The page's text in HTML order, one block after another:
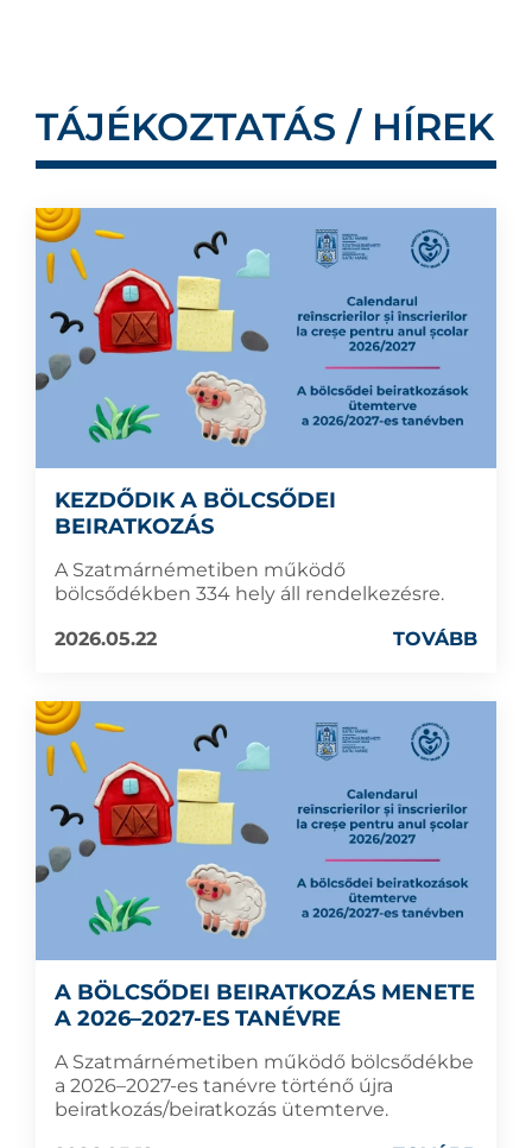
TÁJÉKOZTATÁS / HÍREK
KEZDŐDIK A BÖLCSŐDEI
BEIRATKOZÁS
A Szatmárnémetiben működő
bölcsődékben 334 hely áll rendelkezésre.
2026.05.22
TOVÁBB
A BÖLCSŐDEI BEIRATKOZÁS MENETE
A 2026–2027-ES TANÉVRE
A Szatmárnémetiben működő bölcsődékbe
a 2026–2027-es tanévre történő újra
beiratkozás/beiratkozás ütemterve.